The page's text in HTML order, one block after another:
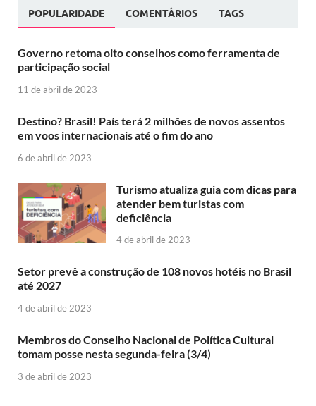
POPULARIDADE COMENTÁRIOS TAGS
Governo retoma oito conselhos como ferramenta de
participação social
11 de abril de 2023
Destino? Brasil! País terá 2 milhões de novos assentos
em voos internacionais até o fim do ano
6 de abril de 2023
Turismo atualiza guia com dicas para
atender bem turistas com
deficiência
4 de abril de 2023
Setor prevê a construção de 108 novos hotéis no Brasil
até 2027
4 de abril de 2023
Membros do Conselho Nacional de Política Cultural
tomam posse nesta segunda-feira (3/4)
3 de abril de 2023